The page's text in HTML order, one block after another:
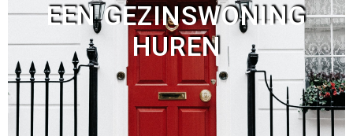
EEN GEZINSWONING
HUREN